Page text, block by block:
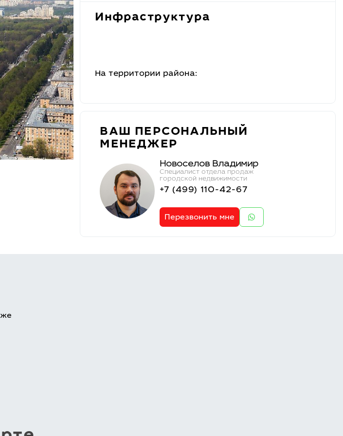
Инфраструктура
На территории района:
ВАШ ПЕРСОНАЛЬНЫЙ
МЕНЕДЖЕР
Новоселов Владимир
Специалист отдела продаж
городской недвижимости
+7 (499) 110-42-67
Перезвонить мне